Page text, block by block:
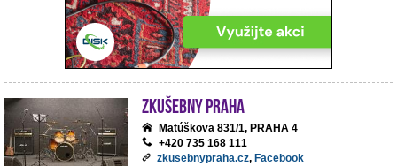
Zkušebny Praha
Matúškova 831/1, PRAHA 4
+420 735 168 111
zkusebnypraha.cz, Facebook